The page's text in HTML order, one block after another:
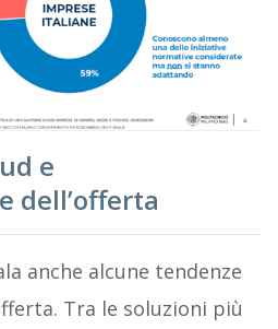
e
dell’offerta
anche alcune tendenze
Tra le soluzioni più